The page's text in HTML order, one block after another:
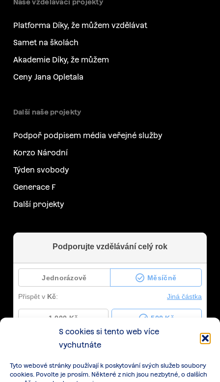
S cookies si tento web více
vychutnáte
Tyto webové stránky používají k poskytování svých služeb soubory
cookies. Povolte je prosím. Některé z nich jsou nezbytné, o dalších
Naše vzdělávací projekty
Platforma Díky, že můžem vzdělávat
Samet na školách
Akademie Díky, že můžem
Ceny Jana Opletala
Další naše projekty
Podpoř podpisem média veřejné služby
Korzo Národní
Týden svobody
Generace F
Další projekty